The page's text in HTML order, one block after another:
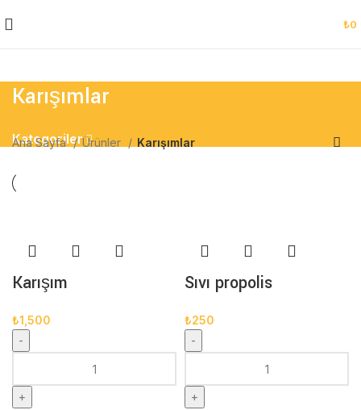
₺0
Karışımlar
Kategoriler
Ana Sayfa Ürünler Karışımlar
Karışım
₺1,500
Sıvı propolis
₺250